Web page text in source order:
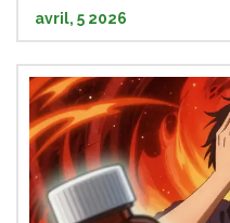
avril, 5 2026